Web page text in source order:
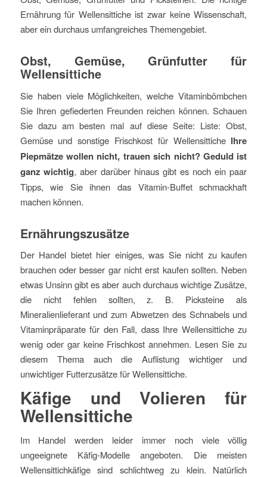
Ernährung für Wellensittiche ist zwar keine Wissenschaft,
aber ein durchaus umfangreiches Themengebiet.
Obst, Gemüse, Grünfutter für
Wellensittiche
Sie haben viele Möglichkeiten, welche Vitaminbömbchen
Sie Ihren gefiederten Freunden reichen können. Schauen
Sie dazu am besten mal auf diese Seite: Liste: Obst,
Gemüse und sonstige Frischkost für Wellensittiche Ihre
Piepmätze wollen nicht, trauen sich nicht? Geduld ist
ganz wichtig, aber darüber hinaus gibt es noch ein paar
Tipps, wie Sie ihnen das Vitamin-Buffet schmackhaft
machen können.
Ernährungszusätze
Der Handel bietet hier einiges, was Sie nicht zu kaufen
brauchen oder besser gar nicht erst kaufen sollten. Neben
etwas Unsinn gibt es aber auch durchaus wichtige Zusätze,
die nicht fehlen sollten, z. B. Picksteine als
Mineralienlieferant und zum Abwetzen des Schnabels und
Vitaminpräparate für den Fall, dass Ihre Wellensittiche zu
wenig oder gar keine Frischkost annehmen. Lesen Sie zu
diesem Thema auch die Auflistung wichtiger und
unwichtiger Futterzusätze für Wellensittiche.
Käfige und Volieren für
Wellensittiche
Im Handel werden leider immer noch viele völlig
ungeeignete Käfig-Modelle angeboten. Die meisten
Wellensittichkäfige sind schlichtweg zu klein. Natürlich